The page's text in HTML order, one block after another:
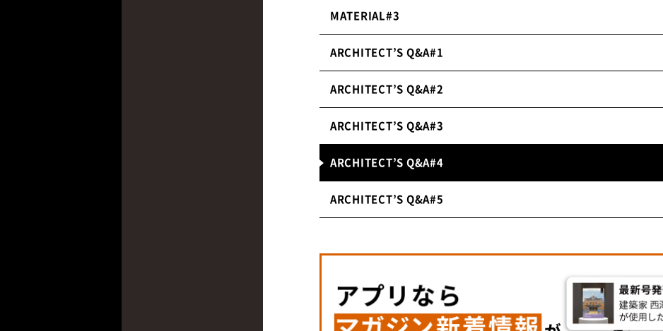
MATERIAL#3
ARCHITECT’S Q&A#1
ARCHITECT’S Q&A#2
ARCHITECT’S Q&A#3
ARCHITECT’S Q&A#4
ARCHITECT’S Q&A#5